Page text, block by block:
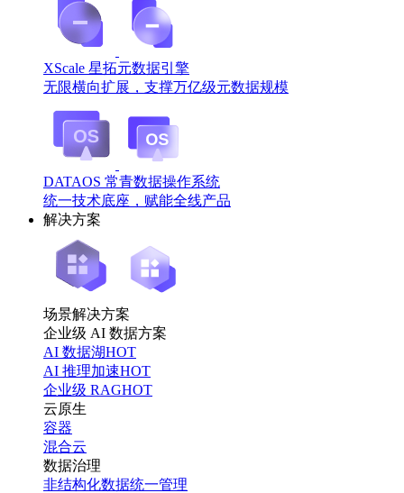
XScale 星拓元数据引擎
无限横向扩展，支撑万亿级元数据规模
DATAOS 常青数据操作系统
统一技术底座，赋能全线产品
解决方案
场景解决方案
企业级 AI 数据方案
AI 数据湖HOT
AI 推理加速HOT
企业级 RAGHOT
云原生
容器
混合云
数据治理
非结构化数据统一管理